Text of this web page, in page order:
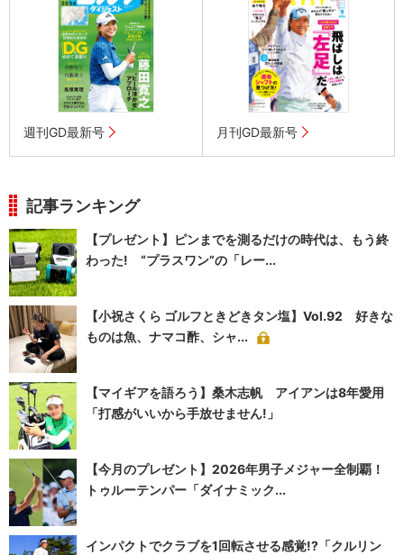
週刊GD最新号 月刊GD最新号
記事ランキング
【プレゼント】ピンまでを測るだけの時代は、もう終
わった! “プラスワン”の「レー...
【小祝さくら ゴルフときどきタン塩】Vol.92 好きな
ものは魚、ナマコ酢、シャ...
【マイギアを語ろう】桑木志帆 アイアンは8年愛用
「打感がいいから手放せません!」
【今月のプレゼント】2026年男子メジャー全制覇！
トゥルーテンパー「ダイナミック...
インパクトでクラブを1回転させる感覚!?「クルリン